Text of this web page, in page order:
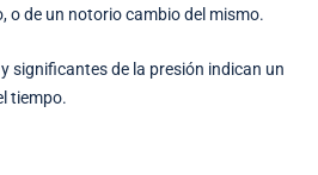
o de un notorio cambio del mismo.
significantes de la presión indican un
tiempo.